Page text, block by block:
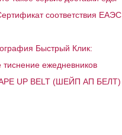
соответствия ЕАЭС
Быстрый Клик:
ежедневников
UP BELT (ШЕЙП АП БЕЛТ)